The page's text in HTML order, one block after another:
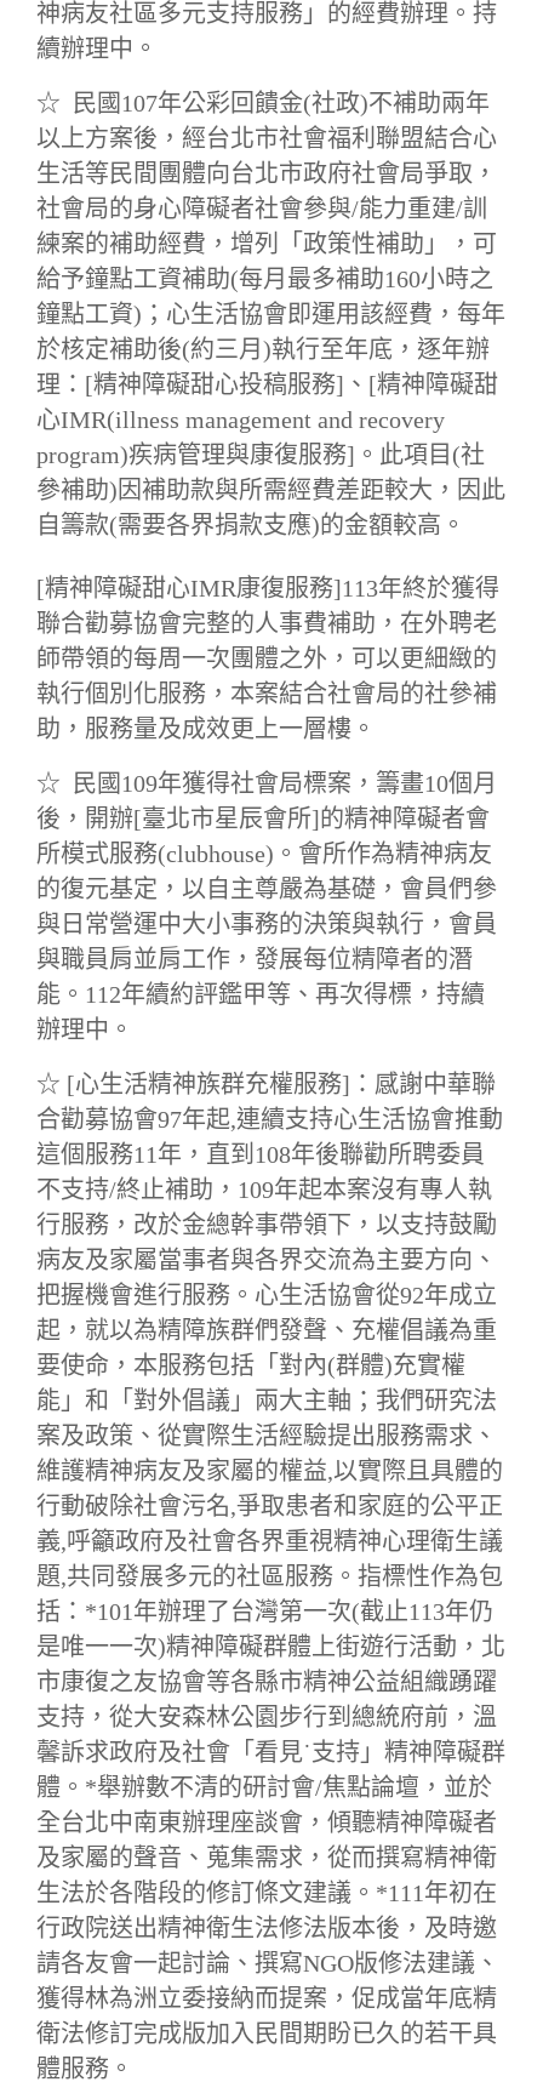
神病友社區多元支持服務」的經費辦理 。持
續辦理中。
☆ 民國 107年公彩回饋金(社政)不補助兩年
以上方案後，經台北市社會福利聯盟結合心
生活等民間團體向台北市政府社會局爭取，
社會局的身心障礙者社會參與/能力重建/訓
練案的補助經費，增列「政策性補助」，可
給予鐘點工資補助(每月最多補助160小時之
鐘點工資)；心生活協會即運用該經費， 每年
於核定補助後(約三月)執行至年底，逐年辦
理：[精神障礙甜心投稿服務]、[精神障礙甜
心IMR(illness management and recovery
program)疾病管理與康復服務]。此項目(社
參補助)因補助款與所需經費差距較大，因此
自籌款(需要各界捐款支應)的金額較高。
[精神障礙甜心IMR康復服務]113年終於獲得
聯合勸募協會完整的人事費補助，在外聘老
師帶領的每周一次團體之外，可以更細緻的
執行個別化服務，本案結合社會局的社參補
助，服務量及成效更上一層樓。
☆ 民國 109年獲得社會局標案，籌畫10個月
後，開辦[臺北市星辰會所]的精神障礙者會
所模式服務(clubhouse)。會所作為精神病友
的復元基定，以自主尊嚴為基礎，會員們參
與日常營運中大小事務的決策與執行，會員
與職員肩並肩工作，發展每位精障者的潛
能。112年續約評鑑甲等、再次得標，持續
辦理中。
☆ [心生活精神族群充權服務]：感謝中華聯
合勸募協會97年起,連續支持心生活協會推動
這個服務11年，直到108年後聯勸所聘委員
不支持/終止補助， 109年起本案沒有專人執
行服務，改於金總幹事帶領下，以支持鼓勵
病友及家屬當事者與各界交流為主要方向、
把握機會進行服務 。心生活協會從92年成立
起，就以為精障族群們發聲、充權倡議為重
要使命，本服務包括「對內(群體)充實權
能」和「對外倡議」兩大主軸；我們研究法
案及政策、從實際生活經驗提出服務需求、
維護精神病友及家屬的權益,以實際且具體的
行動破除社會污名,爭取患者和家庭的公平正
義,呼籲政府及社會各界重視精神心理衛生議
題,共同發展多元的社區服務。指標性作為包
括：*101年辦理了台灣第一次(截止113年仍
是唯一一次)精神障礙群體上街遊行活動，北
市康復之友協會等各縣市精神公益組織踴躍
支持，從大安森林公園步行到總統府前，溫
馨訴求政府及社會「看見˙支持」精神障礙群
體。*舉辦數不清的研討會/焦點論壇，並於
全台北中南東辦理座談會，傾聽精神障礙者
及家屬的聲音、蒐集需求，從而撰寫精神衛
生法於各階段的修訂條文建議。*111年初在
行政院送出精神衛生法修法版本後，及時邀
請各友會一起討論、撰寫NGO版修法建議、
獲得林為洲立委接納而提案，促成當年底精
衛法修訂完成版加入民間期盼已久的若干具
體服務。